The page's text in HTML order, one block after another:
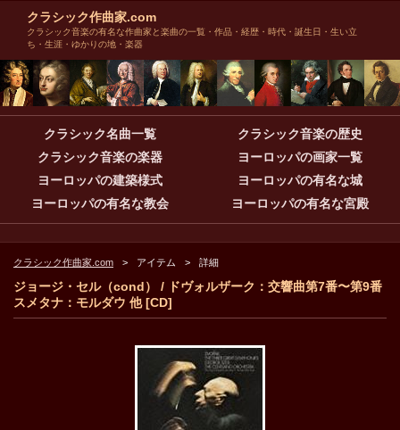
クラシック作曲家.com
クラシック音楽の有名な作曲家と楽曲の一覧・作品・経歴・時代・誕生日・生い立
ち・生涯・ゆかりの地・楽器
クラシック名曲一覧
クラシック音楽の歴史
クラシック音楽の楽器
ヨーロッパの画家一覧
ヨーロッパの建築様式
ヨーロッパの有名な城
ヨーロッパの有名な教会
ヨーロッパの有名な宮殿
クラシック作曲家.com アイテム 詳細
ジョージ・セル（cond） / ドヴォルザーク：交響曲第7番〜第9番
スメタナ：モルダウ 他 [CD]